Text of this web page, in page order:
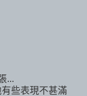
...
些表現不甚滿